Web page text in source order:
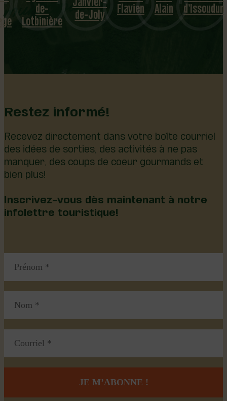
de-
Lotbinière de-Joly Flavien Alain d’Issoudun
Restez informé!
Recevez directement dans votre boîte courriel
des idées de sorties, des activités à ne pas
manquer, des coups de coeur gourmands et
bien plus!
Inscrivez-vous dès maintenant à notre
infolettre touristique!